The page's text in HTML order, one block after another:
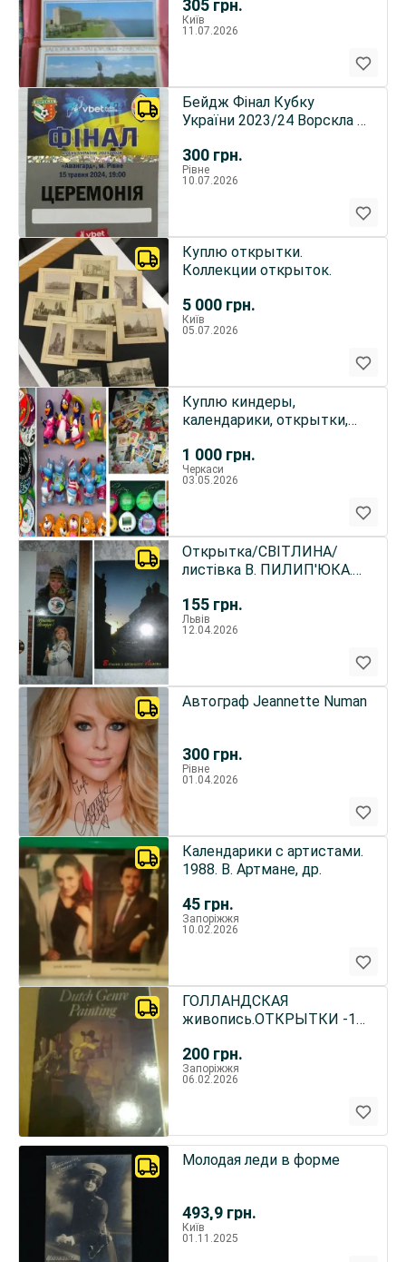
305 грн.
Київ
11.07.2026
300 грн.
Бейдж Фінал Кубку
України 2023/24 Ворскла –
Рівне
10.07.2026
5 000 грн.
Куплю открытки.
Коллекции открыток.
Київ
05.07.2026
1 000 грн.
Куплю киндеры,
календарики, открытки,
игры
Черкаси
03.05.2026
155 грн.
Открытка/СВІТЛИНА/
листівка В. ПИЛИП'ЮКА.
Львів
12.04.2026
300 грн.
Автограф Jeannette Numan
Рівне
01.04.2026
45 грн.
Календарики с артистами.
1988. В. Артмане, др.
Запоріжжя
10.02.2026
200 грн.
ГОЛЛАНДСКАЯ
живопись.ОТКРЫТКИ -16
1988.Ленинград.Размер
21х14 см
Запоріжжя
06.02.2026
493,9 грн.
Молодая леди в форме
Київ
01.11.2025